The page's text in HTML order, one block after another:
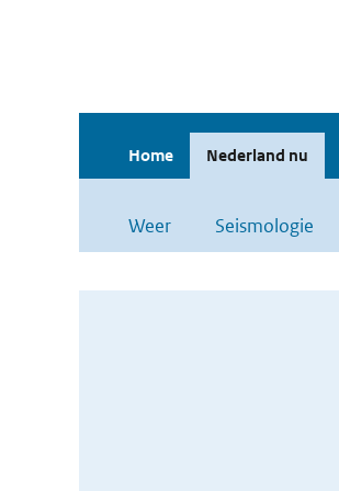
Home Nederland nu
Weer Seismologie